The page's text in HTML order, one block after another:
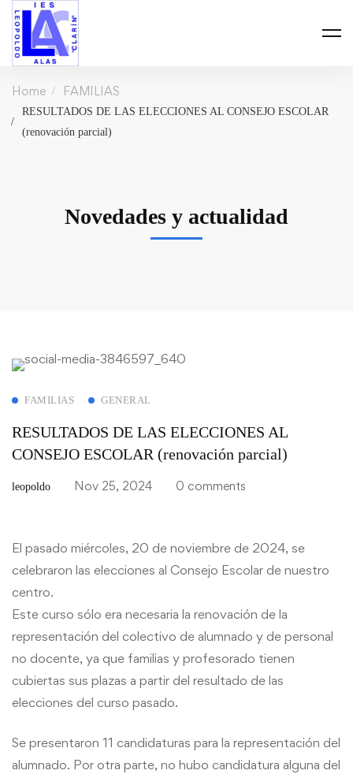
Home FAMILIAS
RESULTADOS DE LAS ELECCIONES AL CONSEJO ESCOLAR
(renovación parcial)
Novedades y actualidad
FAMILIAS GENERAL
RESULTADOS DE LAS ELECCIONES AL
CONSEJO ESCOLAR (renovación parcial)
leopoldo Nov 25, 2024 0 comments
El pasado miércoles, 20 de noviembre de 2024, se
celebraron las elecciones al Consejo Escolar de nuestro
centro.
Este curso sólo era necesaria la renovación de la
representación del colectivo de alumnado y de personal
no docente, ya que familias y profesorado tienen
cubiertas sus plazas a partir del resultado de las
elecciones del curso pasado.
Se presentaron 11 candidaturas para la representación del
alumnado. Por otra parte, no hubo candidatura alguna del